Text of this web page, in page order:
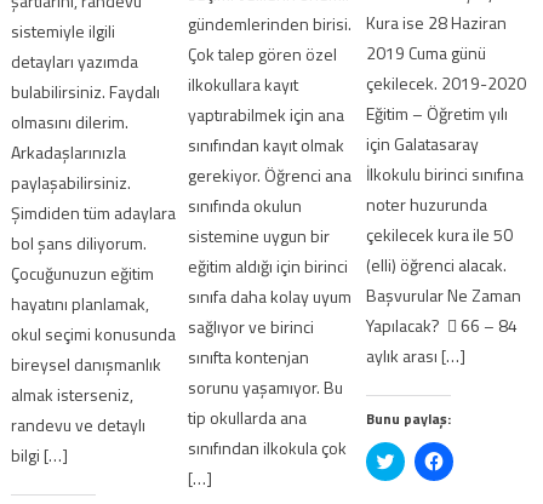
sistemiyle ilgili
detayları yazımda
bulabilirsiniz. Faydalı
olmasını dilerim.
Arkadaşlarınızla
paylaşabilirsiniz.
Şimdiden tüm adaylara
bol şans diliyorum.
Çocuğunuzun eğitim
hayatını planlamak,
okul seçimi konusunda
bireysel danışmanlık
almak isterseniz,
randevu ve detaylı
bilgi […]
gündemlerinden birisi.
Çok talep gören özel
ilkokullara kayıt
yaptırabilmek için ana
sınıfından kayıt olmak
gerekiyor. Öğrenci ana
sınıfında okulun
sistemine uygun bir
eğitim aldığı için birinci
sınıfa daha kolay uyum
sağlıyor ve birinci
sınıfta kontenjan
sorunu yaşamıyor. Bu
tip okullarda ana
sınıfından ilkokula çok
[…]
Kura ise 28 Haziran
2019 Cuma günü
çekilecek. 2019-2020
Eğitim – Öğretim yılı
için Galatasaray
İlkokulu birinci sınıfına
noter huzurunda
çekilecek kura ile 50
(elli) öğrenci alacak.
Başvurular Ne Zaman
Yapılacak?  66 – 84
aylık arası […]
Bunu paylaş:
Twitter
üzerinde
Facebook'ta
paylaşmak